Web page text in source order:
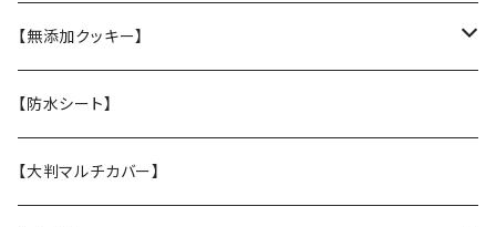
【張替え】布部分を新品に交換
・M 中型犬用 コーギー・ボーダー・柴犬
・S 小型犬用 小さい子はこちら
・【張替え】布部分を新品に交換
・【L】レトリバーサイズ（横幅2.5cm）
・【M】中型犬サイズ(横幅2cm）
・【S】 小型犬サイズ（横幅1,5cm）
【無添加クッキー】
うちの子オリジナル
お悔やみクッキー
【防水シート】
【大判マルチカバー】